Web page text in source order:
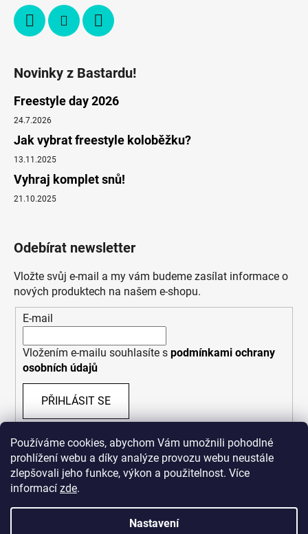
Používáme cookies, abychom Vám umožnili pohodlné
prohlížení webu a díky analýze provozu webu neustále
zlepšovali jeho funkce, výkon a použitelnost. Více
informací zde.
Nastavení
Novinky z Bastardu!
Freestyle day 2026
24.7.2026
Jak vybrat freestyle koloběžku?
13.11.2025
Vyhraj komplet snů!
21.10.2025
Odebírat newsletter
Vložte svůj e-mail a my vám budeme zasílat informace o
nových produktech na našem e-shopu.
E-mail
Vložením e-mailu souhlasíte s podmínkami ochrany
osobních údajů
PŘIHLÁSIT SE